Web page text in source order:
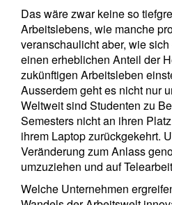
Das wäre zwar keine so
Arbeitslebens, wie manche
veranschaulicht aber, wie
einen erheblichen Anteil der
zukünftigen Arbeitsleben
Ausserdem geht es nicht nur
Weltweit sind Studenten zu
Semesters nicht an ihren
ihrem Laptop zurückgekehrt.
Veränderung zum Anlass
umzuziehen und auf
Welche Unternehmen